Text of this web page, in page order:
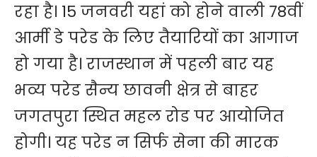
रहा है। 15 जनवरी यहां को होने वाली 78वीं
आर्मी डे परेड के लिए तैयारियों का आगाज
हो गया है। राजस्थान में पहली बार यह
भव्य परेड सैन्य छावनी क्षेत्र से बाहर
जगतपुरा स्थित महल रोड पर आयोजित
होगी। यह परेड न सिर्फ सेना की मारक